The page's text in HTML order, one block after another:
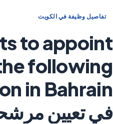
تفاصيل وظيفة في الكويت
to appoint
following
في تعيين